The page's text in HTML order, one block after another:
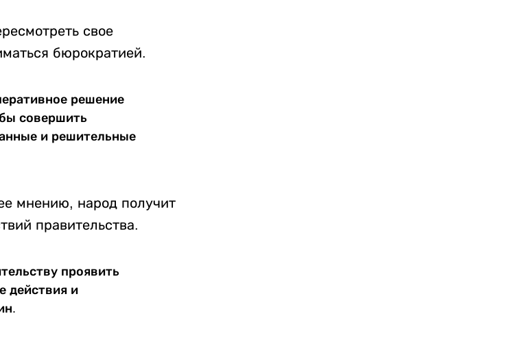
свое
бюрократией.
решение
совершить
и решительные
мнению, народ получит
правительства.
проявить
действия и